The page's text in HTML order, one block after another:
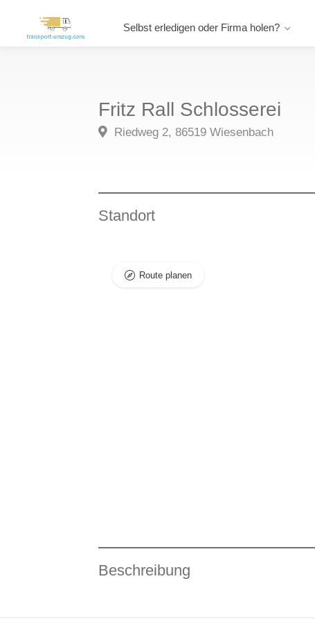
Selbst erledigen oder Firma holen?
Fritz Rall Schlosserei
Riedweg 2, 86519 Wiesenbach
Standort
Route planen
Beschreibung